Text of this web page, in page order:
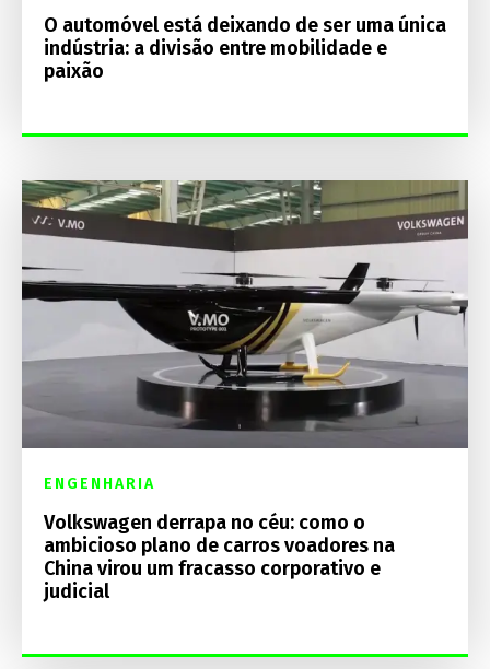
O automóvel está deixando de ser uma única
indústria: a divisão entre mobilidade e
paixão
ENGENHARIA
Volkswagen derrapa no céu: como o
ambicioso plano de carros voadores na
China virou um fracasso corporativo e
judicial